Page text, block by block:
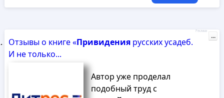
Отзывы о книге «Привидениярусских усадеб.
И не только...
Автор уже проделал
подобный труд с
Реклама
...